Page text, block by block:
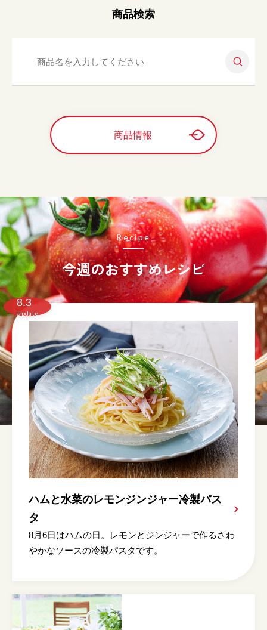
商品検索
商品情報
今週のおすすめレシピ
Recipe
8.3
Update
ハムと水菜のレモンジンジャー冷製パス
タ
8月6日はハムの日。レモンとジンジャーで作るさわ
やかなソースの冷製パスタです。